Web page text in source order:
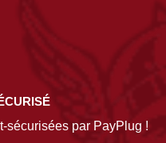
sécurisées par PayPlug !